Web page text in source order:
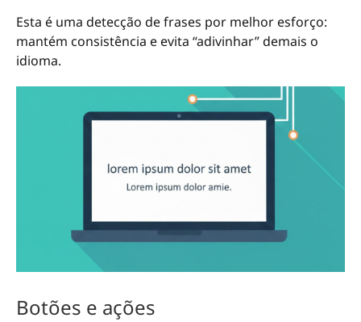
Esta é uma detecção de frases por melhor esforço:
mantém consistência e evita “adivinhar” demais o
idioma.
Botões e ações